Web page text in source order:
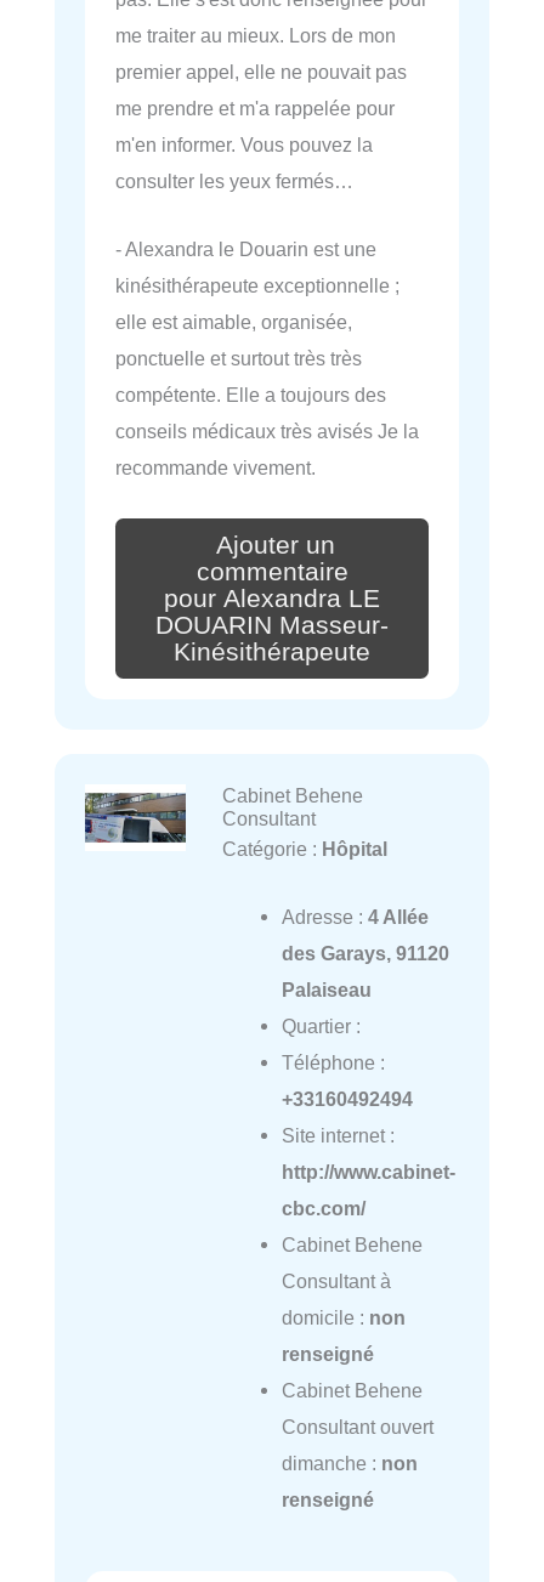
me traiter au mieux. Lors de mon
premier appel, elle ne pouvait pas
me prendre et m'a rappelée pour
m'en informer. Vous pouvez la
consulter les yeux fermés…
- Alexandra le Douarin est une
kinésithérapeute exceptionnelle ;
elle est aimable, organisée,
ponctuelle et surtout très très
compétente. Elle a toujours des
conseils médicaux très avisés Je la
recommande vivement.
Ajouter un
commentaire
pour Alexandra LE
DOUARIN Masseur-
Kinésithérapeute
Cabinet Behene
Consultant
Catégorie : Hôpital
Adresse : 4 Allée
des Garays, 91120
Palaiseau
Quartier :
Téléphone :
+33160492494
Site internet :
http://www.cabinet-
cbc.com/
Cabinet Behene
Consultant à
domicile : non
renseigné
Cabinet Behene
Consultant ouvert
dimanche : non
renseigné